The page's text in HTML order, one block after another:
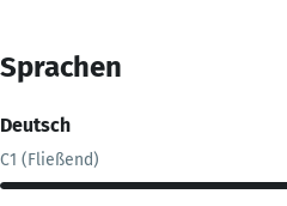
Sprachen
Deutsch
C1 (Fließend)